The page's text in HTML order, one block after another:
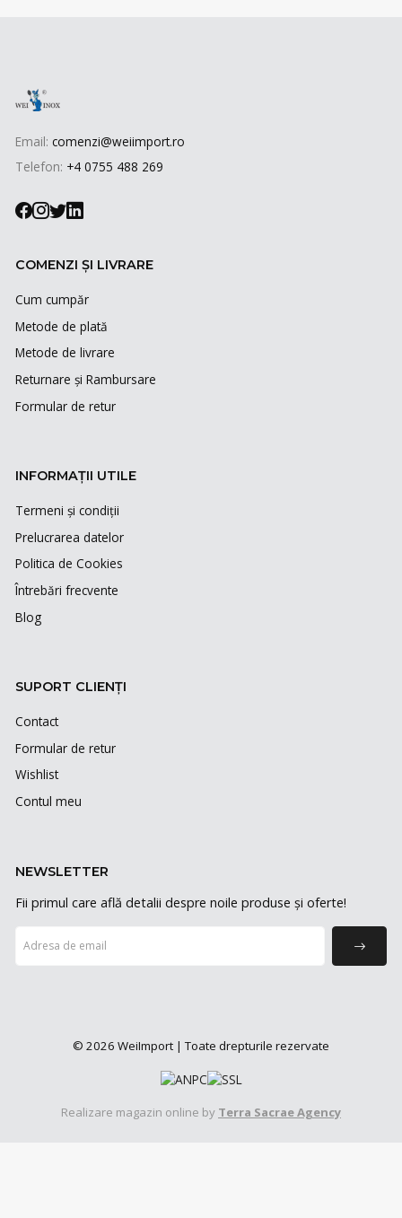
Email: comenzi@weiimport.ro
Telefon: +4 0755 488 269
COMENZI ȘI LIVRARE
Cum cumpăr
Metode de plată
Metode de livrare
Returnare și Rambursare
Formular de retur
INFORMAȚII UTILE
Termeni și condiții
Prelucrarea datelor
Politica de Cookies
Întrebări frecvente
Blog
SUPORT CLIENȚI
Contact
Formular de retur
Wishlist
Contul meu
NEWSLETTER
Fii primul care află detalii despre noile produse și oferte!
© 2026 WeiImport | Toate drepturile rezervate
Realizare magazin online by Terra Sacrae Agency